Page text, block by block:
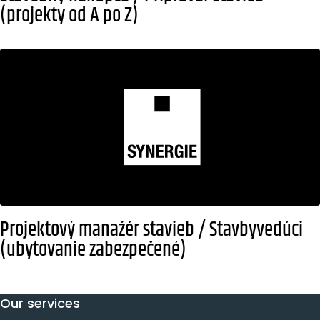
(projekty od A po Z)
Projektový manažér stavieb / Stavbyvedúci
(ubytovanie zabezpečené)
Our services